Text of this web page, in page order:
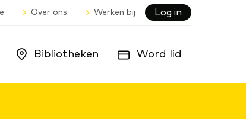
Bibliotheken Word lid
Over ons Werken bij Log in